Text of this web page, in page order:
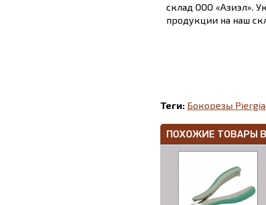
склад ООО «Азиэл».
продукции на наш
Теги: Бокорезы
ПОХОЖИЕ ТОВАРЫ